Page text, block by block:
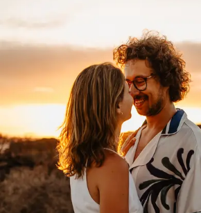
Fotógrafa de parejas en Tenerife: sesión
Fotógrafa de parejas en Tenerife para una
océano: fotos naturales, paisajes volcánicos y
las Islas Canarias.